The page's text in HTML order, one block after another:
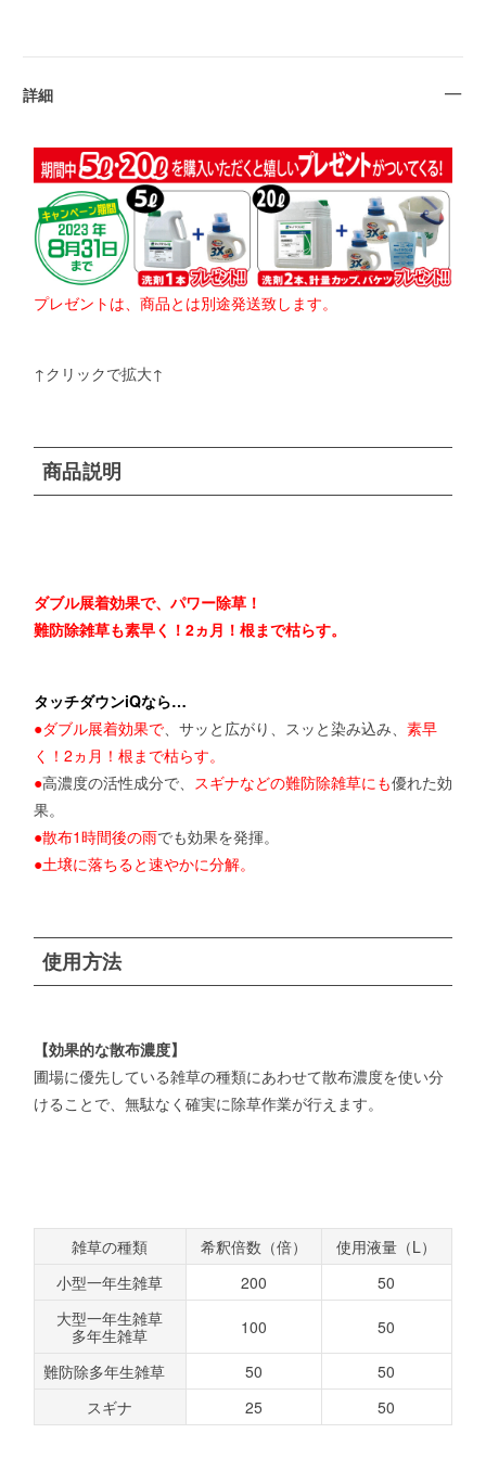
詳細
プレゼントは、商品とは別途発送致します。
↑クリックで拡大↑
商品説明
ダブル展着効果で、パワー除草！
難防除雑草も素早く！2ヵ月！根まで枯らす。
タッチダウンiQなら…
●ダブル展着効果で、サッと広がり、スッと染み込み、 素早
く！2ヵ月！根まで枯らす。
●高濃度の活性成分で、 スギナなどの難防除雑草にも優れた効
果。
●散布1時間後の雨でも効果を発揮。
●土壌に落ちると速やかに分解。
使用方法
【効果的な散布濃度】
圃場に優先している雑草の種類にあわせて散布濃度を使い分
けることで、無駄なく確実に除草作業が行えます。
雑草の種類 希釈倍数（倍）
使用液量（L）
小型一年生雑草
200
50
大型一年生雑草
多年生雑草
100 50
難防除多年生雑草 50
50
スギナ
25 50